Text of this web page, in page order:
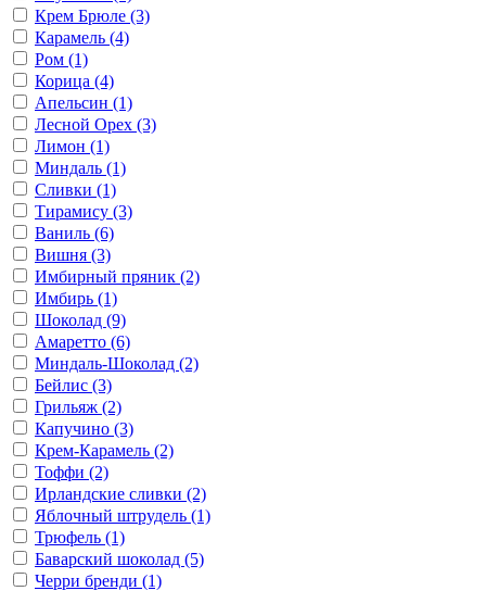
Крем Брюле (3)
Карамель (4)
Ром (1)
Корица (4)
Апельсин (1)
Лесной Орех (3)
Лимон (1)
Миндаль (1)
Сливки (1)
Тирамису (3)
Ваниль (6)
Вишня (3)
Имбирный пряник (2)
Имбирь (1)
Шоколад (9)
Амаретто (6)
Миндаль-Шоколад (2)
Бейлис (3)
Грильяж (2)
Капучино (3)
Крем-Карамель (2)
Тоффи (2)
Ирландские сливки (2)
Яблочный штрудель (1)
Трюфель (1)
Баварский шоколад (5)
Черри бренди (1)